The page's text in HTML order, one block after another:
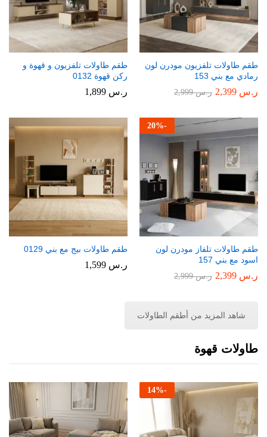
طقم طاولات تلفزيون مودرن لون
رمادي مع بني 153
ر.س ر.س2,999
طقم طاولات تلفزيون و قهوة و
ركن قهوة 0132
ر.س
-
20%
طقم طاولات تلفاز مودرن لون
اسود مع بني 157
ر.س ر.س2,999
طقم طاولات بيج مع بني 0129
ر.س
شاهد المزيد من أطقم الطاولات
طاولات قهوة
-
14%